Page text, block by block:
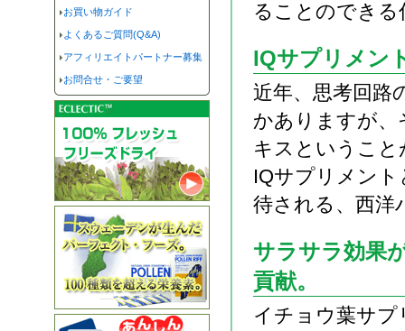
ることのでき
IQサプリメン
近年、 思考回路
かありますが
キスというこ
IQサプリメン
待される、西洋
サラサラ効果
貢献。
イチョウ葉サ
お買い物ガイド
よくあるご質問(Q&A)
アフィリエイトパートナー募集
お問合せ・ご要望